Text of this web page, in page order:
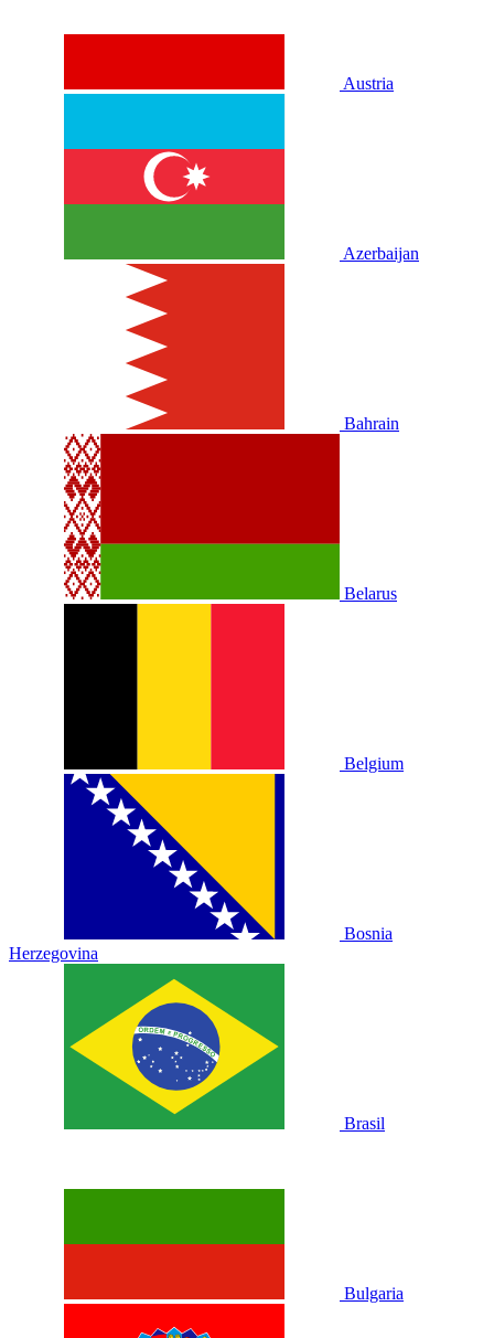
Austria
Azerbaijan
Bahrain
Belarus
Belgium
Bosnia
Herzegovina
Brasil
Bulgaria